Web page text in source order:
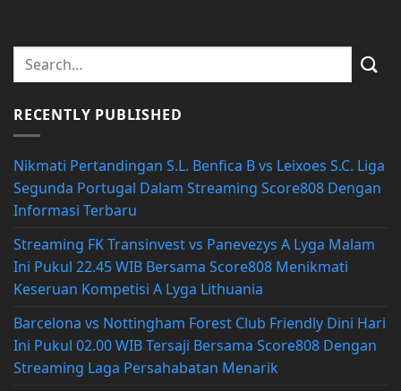
RECENTLY PUBLISHED
Nikmati Pertandingan S.L. Benfica B vs Leixoes S.C. Liga
Segunda Portugal Dalam Streaming Score808 Dengan
Informasi Terbaru
Streaming FK Transinvest vs Panevezys A Lyga Malam
Ini Pukul 22.45 WIB Bersama Score808 Menikmati
Keseruan Kompetisi A Lyga Lithuania
Barcelona vs Nottingham Forest Club Friendly Dini Hari
Ini Pukul 02.00 WIB Tersaji Bersama Score808 Dengan
Streaming Laga Persahabatan Menarik